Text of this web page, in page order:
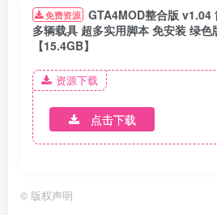
免费资源 GTA4MOD整合版 v1.04
多辆载具 超多实用脚本 免安装 绿
【15.4GB】
资源下载
点击下载
© 版权声明